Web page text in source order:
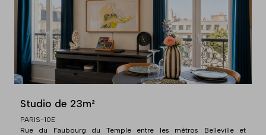
Studio de 23m²
PARIS-10E
Rue du Faubourg du Temple entre les métros Belleville et